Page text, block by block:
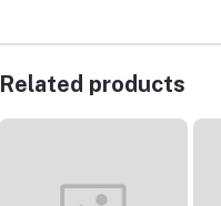
Related products